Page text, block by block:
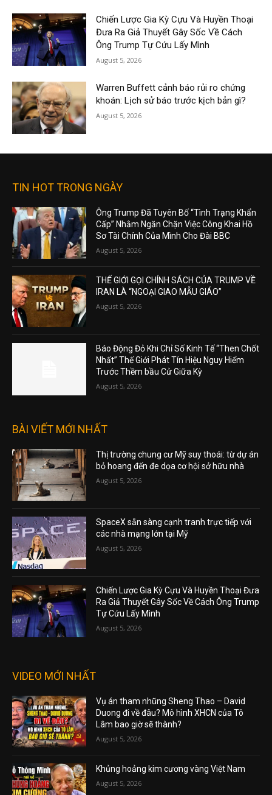
Chiến Lược Gia Kỳ Cựu Và Huyền Thoại
Đưa Ra Giả Thuyết Gây Sốc Về Cách
Ông Trump Tự Cứu Lấy Mình
August 5, 2026
Warren Buffett cảnh báo rủi ro chứng
khoán: Lịch sử báo trước kịch bản gì?
August 5, 2026
TIN HOT TRONG NGÀY
Ông Trump Đã Tuyên Bố “Tình Trạng Khẩn
Cấp” Nhằm Ngăn Chặn Việc Công Khai Hồ
Sơ Tài Chính Của Mình Cho Đài BBC
August 5, 2026
THẾ GIỚI GỌI CHÍNH SÁCH CỦA TRUMP VỀ
IRAN LÀ “NGOẠI GIAO MẪU GIÁO”
August 5, 2026
Báo Động Đỏ Khi Chỉ Số Kinh Tế “Then Chốt
Nhất” Thế Giới Phát Tín Hiệu Nguy Hiểm
Trước Thềm bầu Cử Giữa Kỳ
August 5, 2026
BÀI VIẾT MỚI NHẤT
Thị trường chung cư Mỹ suy thoái: từ dự án
bỏ hoang đến đe dọa cơ hội sở hữu nhà
August 5, 2026
SpaceX sẵn sàng cạnh tranh trực tiếp với
các nhà mạng lớn tại Mỹ
August 5, 2026
Chiến Lược Gia Kỳ Cựu Và Huyền Thoại Đưa
Ra Giả Thuyết Gây Sốc Về Cách Ông Trump
Tự Cứu Lấy Mình
August 5, 2026
VIDEO MỚI NHẤT
Vụ án tham nhũng Sheng Thao – David
Duong đi về đâu? Mô hình XHCN của Tô
Lâm bao giờ sẽ thành?
August 5, 2026
Khủng hoảng kim cương vàng Việt Nam
August 5, 2026